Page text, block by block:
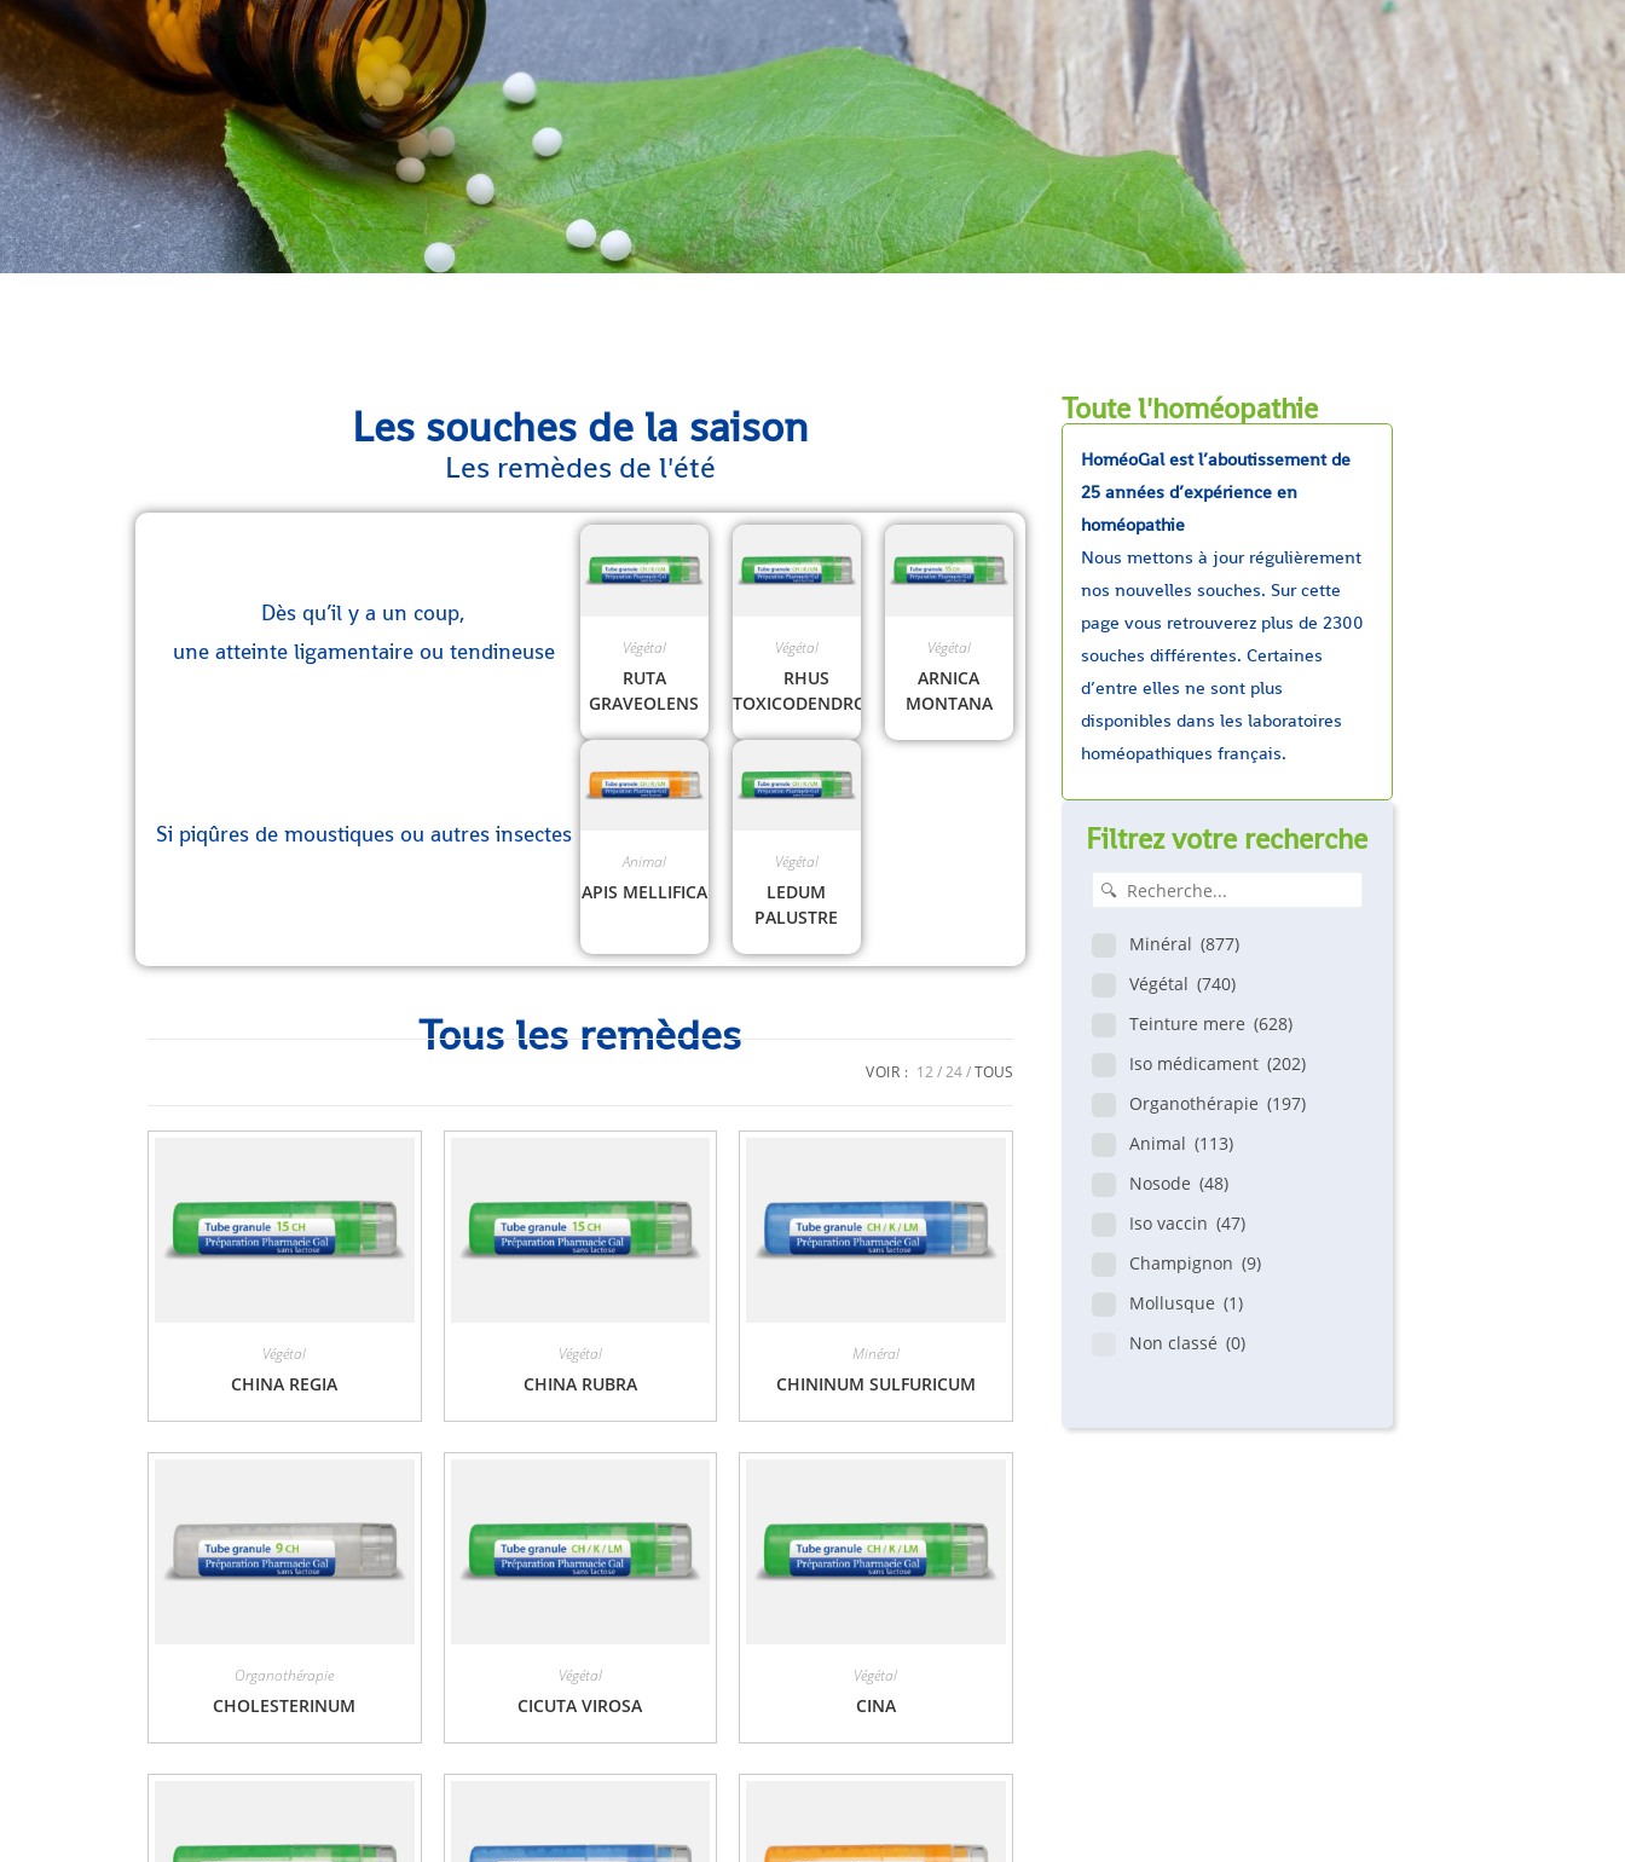
Les souches de la saison
Les remèdes de l'été
Dès qu’il y a un coup,
une atteinte ligamentaire ou tendineuse
Si piqûres de moustiques ou autres insectes
Végétal
RUTA
GRAVEOLENS
Végétal
RHUS
TOXICODENDRON
Végétal
ARNICA
MONTANA
Animal
APIS MELLIFICA
Végétal
LEDUM
PALUSTRE
Tous les remèdes
VOIR : 12 24 TOUS
Végétal
CHINA REGIA
Végétal
CHINA RUBRA
Minéral
CHININUM SULFURICUM
Organothérapie
CHOLESTERINUM
Végétal
CICUTA VIROSA
Végétal
CINA
Toute l'homéopathie
HoméoGal est l’aboutissement de
25 années d’expérience en
homéopathie
Nous mettons à jour régulièrement
nos nouvelles souches. Sur cette
page vous retrouverez plus de 2300
souches différentes. Certaines
d’entre elles ne sont plus
disponibles dans les laboratoires
homéopathiques français.
Filtrez votre recherche
Minéral (877)
Végétal (740)
Teinture mere (628)
Iso médicament (202)
Organothérapie (197)
Animal (113)
Nosode (48)
Iso vaccin (47)
Champignon (9)
Mollusque (1)
Non classé (0)